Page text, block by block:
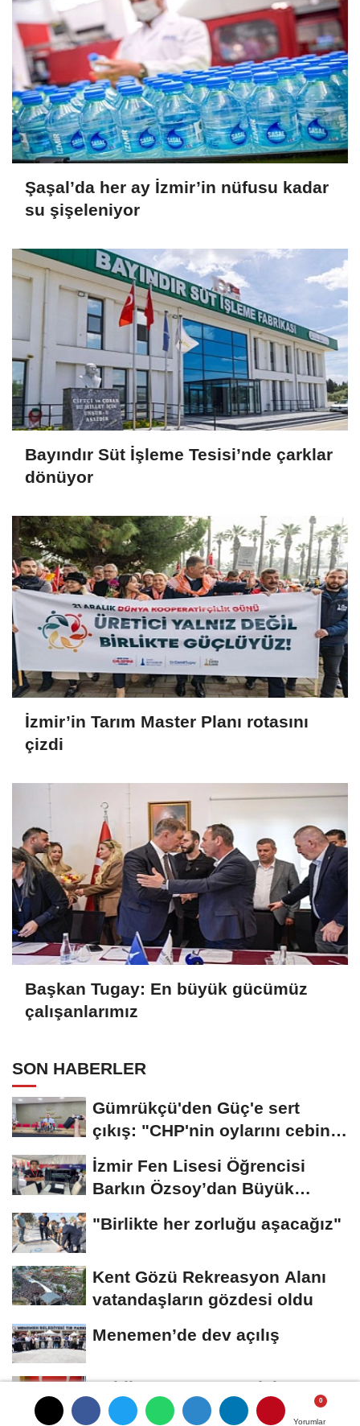
Yorumlar
Yorumlar
Şaşal’da her ay İzmir’in nüfusu kadar
su şişeleniyor
Bayındır Süt İşleme Tesisi’nde çarklar
dönüyor
İzmir’in Tarım Master Planı rotasını
çizdi
Başkan Tugay: En büyük gücümüz
çalışanlarımız
SON HABERLER
Gümrükçü'den Güç'e sert
çıkış: "CHP'nin oylarını cebine
koyup...
İzmir Fen Lisesi Öğrencisi
Barkın Özsoy’dan Büyük
"Birlikte her zorluğu aşacağız"
Kent Gözü Rekreasyon Alanı
vatandaşların gözdesi oldu
Menemen’de dev açılış
Pehlivan “Sonsuza dek
unutmayacağız”